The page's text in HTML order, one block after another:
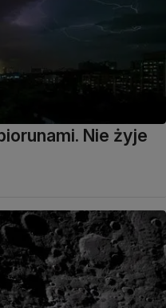
Nie żyje